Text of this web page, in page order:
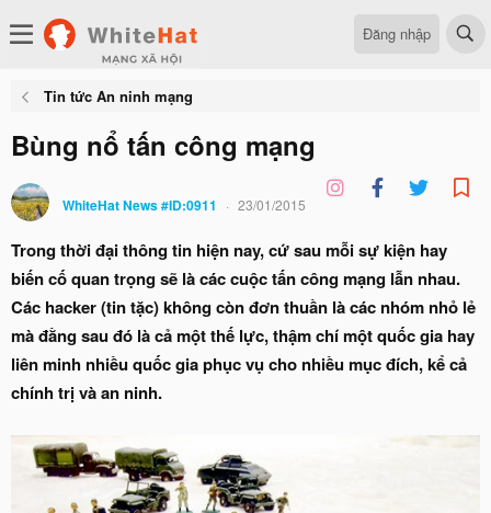
Đăng nhập
Tin tức An ninh mạng
Bùng nổ tấn công mạng
WhiteHat News #ID:0911 23/01/2015
Trong thời đại thông tin hiện nay, cứ sau mỗi sự kiện hay
biến cố quan trọng sẽ là các cuộc tấn công mạng lẫn nhau.
Các hacker (tin tặc) không còn đơn thuần là các nhóm nhỏ lẻ
mà đằng sau đó là cả một thế lực, thậm chí một quốc gia hay
liên minh nhiều quốc gia phục vụ cho nhiều mục đích, kể cả
chính trị và an ninh.